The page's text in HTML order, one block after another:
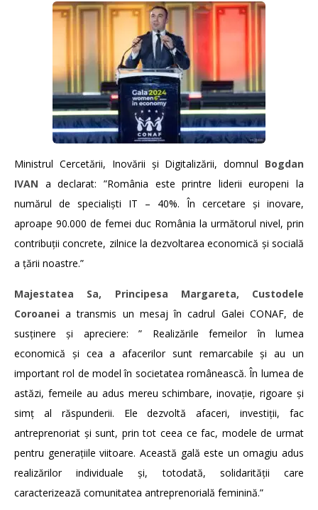
Ministrul Cercetării, Inovării și Digitalizării, domnul Bogdan
IVAN a declarat: ”România este printre liderii europeni la
numărul de specialiști IT – 40%. În cercetare și inovare,
aproape 90.000 de femei duc România la următorul nivel, prin
contribuții concrete, zilnice la dezvoltarea economică și socială
a țării noastre.”
Majestatea Sa, Principesa Margareta, Custodele
Coroanei a transmis un mesaj în cadrul Galei CONAF, de
susținere și apreciere: ” Realizările femeilor în lumea
economică și cea a afacerilor sunt remarcabile și au un
important rol de model în societatea românească. În lumea de
astăzi, femeile au adus mereu schimbare, inovație, rigoare și
simț al răspunderii. Ele dezvoltă afaceri, investiții, fac
antreprenoriat și sunt, prin tot ceea ce fac, modele de urmat
pentru generațiile viitoare. Această gală este un omagiu adus
realizărilor individuale și, totodată, solidarității care
caracterizează comunitatea antreprenorială feminină.”